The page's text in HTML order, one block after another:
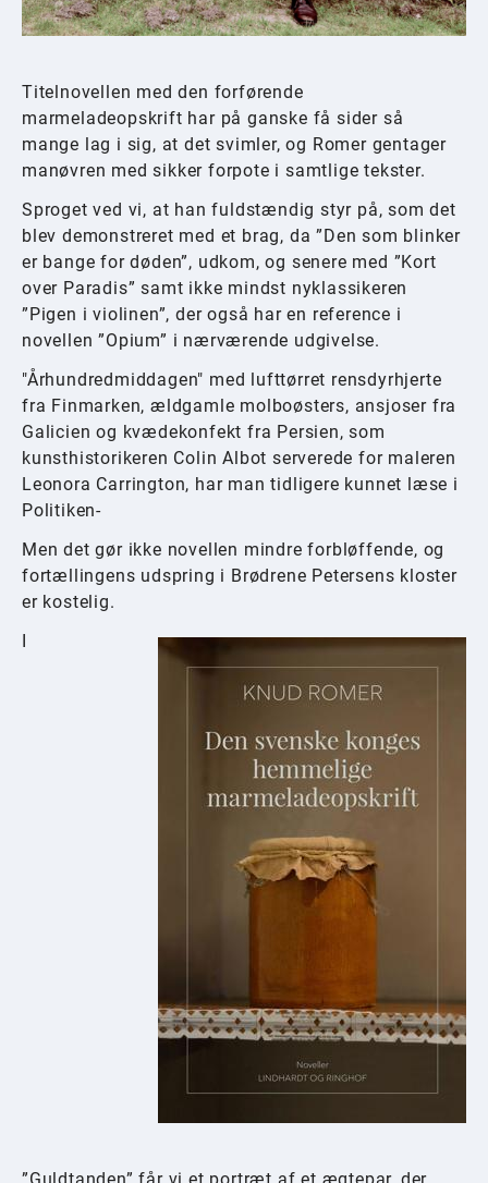
Titelnovellen med den forførende
marmeladeopskrift har på ganske få sider så
mange lag i sig, at det svimler, og Romer gentager
manøvren med sikker forpote i samtlige tekster.
Sproget ved vi, at han fuldstændig styr på, som det
blev demonstreret med et brag, da ”Den som blinker
er bange for døden”, udkom, og senere med ”Kort
over Paradis” samt ikke mindst nyklassikeren
”Pigen i violinen”, der også har en reference i
novellen ”Opium” i nærværende udgivelse.
"Århundredmiddagen" med lufttørret rensdyrhjerte
fra Finmarken, ældgamle molboøsters, ansjoser fra
Galicien og kvædekonfekt fra Persien, som
kunsthistorikeren Colin Albot serverede for maleren
Leonora Carrington, har man tidligere kunnet læse i
Politiken-
Men det gør ikke novellen mindre forbløffende, og
fortællingens udspring i Brødrene Petersens kloster
er kostelig.
I